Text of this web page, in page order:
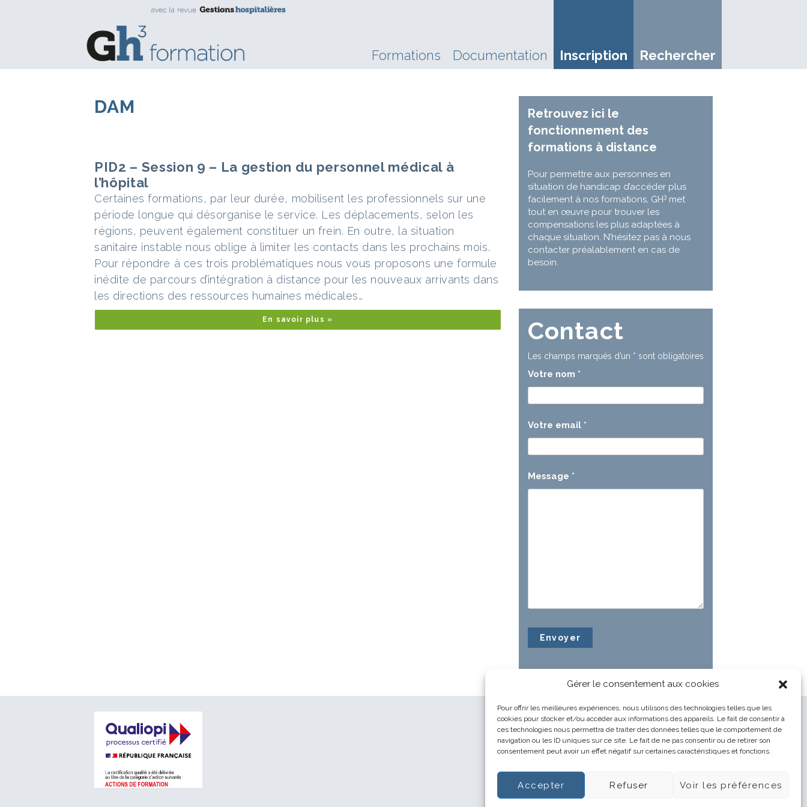
Gérer le consentement aux cookies
Pour offrir les meilleures expériences, nous utilisons des technologies telles que les
cookies pour stocker et/ou accéder aux informations des appareils. Le fait de consentir à
ces technologies nous permettra de traiter des données telles que le comportement de
navigation ou les ID uniques sur ce site. Le fait de ne pas consentir ou de retirer son
consentement peut avoir un effet négatif sur certaines caractéristiques et fonctions.
Accepter Refuser Voir les préférences
Formations Documentation Inscription Rechercher
DAM
PID2 – Session 9 – La gestion du personnel médical à
l’hôpital
Certaines formations, par leur durée, mobilisent les professionnels sur une
période longue qui désorganise le service. Les déplacements, selon les
régions, peuvent également constituer un frein. En outre, la situation
sanitaire instable nous oblige à limiter les contacts dans les prochains mois.
Pour répondre à ces trois problématiques nous vous proposons une formule
inédite de parcours d’intégration à distance pour les nouveaux arrivants dans
les directions des ressources humaines médicales…
En savoir plus »
Retrouvez ici le
fonctionnement des
formations à distance
Pour permettre aux personnes en
situation de handicap d’accéder plus
facilement à nos formations, GH3met
tout en œuvre pour trouver les
compensations les plus adaptées à
chaque situation. N’hésitez pas à nous
contacter préalablement en cas de
besoin.
Contact
Les champs marqués d’un * sont obligatoires
Votre nom *
Votre email *
Message *